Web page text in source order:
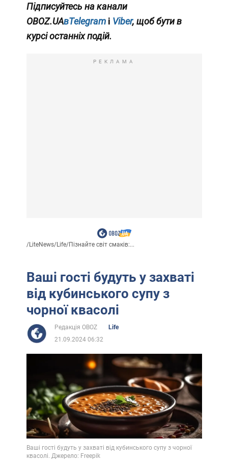
Підписуйтесь на канали
OBOZ.UAвTelegramі Viber, щоб бути в
курсі останніх подій.
РЕКЛАМА
/LiteNews/Life/Пізнайте світ смаків:...
Ваші гості будуть у захваті
від кубинського супу з
чорної квасолі
Редакція OBOZ
Life
21.09.2024 06:32
Ваші гості будуть у захваті від кубинського супу з чорної
квасолі. Джерело: Freepik